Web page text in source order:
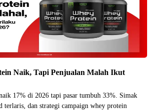
Naik, Tapi Penjualan Malah Ikut
17% di 2026 tapi pasar tumbuh 33%. Simak
terlaris, dan strategi campaign whey protein